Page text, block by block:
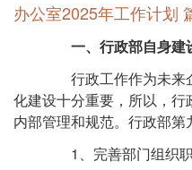
办公室2025年工作计划
一、行政部自身建
行政工作作为未来
化建设十分重要，所以，
内部管理和规范。行政部第
1、完善部门组织职